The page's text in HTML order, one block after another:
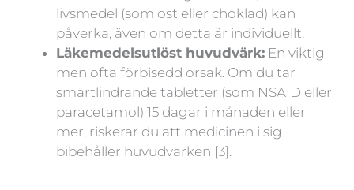
livsmedel (som ost eller choklad) kan
påverka, även om detta är individuellt.
Läkemedelsutlöst huvudvärk: En viktig
men ofta förbisedd orsak. Om du tar
smärtlindrande tabletter (som NSAID eller
paracetamol) 15 dagar i månaden eller
mer, riskerar du att medicinen i sig
bibehåller huvudvärken [3].